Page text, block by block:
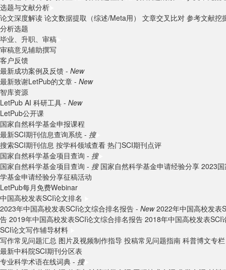
选题与文献分析
论文深度解读 论文数据提取（综述/Meta用） 文章交叉比对 参考文献挖
分析选题
毕业、升职、审稿
审稿意见辅助撰写
客户反馈
最新成功案例及反馈 - New
最新致谢LetPub的文章 - New
智库资源
LetPub AI 科研工具 - New
LetPub公开课
国家自然科学基金申报课程
最新SCI期刊信息查询系统 - 搜
搜索SCI期刊信息 按学科领域查看 热门SCI期刊点评
国家自然科学基金项目查询 - 搜
国家自然科学基金项目查询 - 搜 国家自然科学基金申请经验分享 2023
学基金申请经验分享征稿活动
LetPub每月免费Webinar
中国高校发表SCI论文排名
2023年中国高校发表SCI论文综合排名报告 - New 2022年中国高校发表
告 2019年中国高校发表SCI论文综合排名报告 2018年中国高校发表SCI
SCI论文写作辅导材料
写作常见问题汇总 图片及视频制作指导 投稿常见问题指南 科普博文专栏
最新中科院SCI期刊分区表
专业科学术语在线词典 - 搜